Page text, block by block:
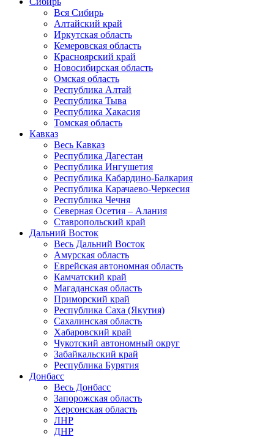
Вся Сибирь
Алтайский край
Иркутская область
Кемеровская область
Красноярский край
Новосибирская область
Омская область
Республика Алтай
Республика Тыва
Республика Хакасия
Томская область
Кавказ
Весь Кавказ
Республика Дагестан
Республика Ингушетия
Республика Кабардино-Балкария
Республика Карачаево-Черкесия
Республика Чечня
Северная Осетия – Алания
Ставропольский край
Дальний Восток
Весь Дальний Восток
Амурская область
Еврейская автономная область
Камчатский край
Магаданская область
Приморский край
Республика Саха (Якутия)
Сахалинская область
Хабаровский край
Чукотский автономный округ
Забайкальский край
Республика Бурятия
Донбасс
Весь Донбасс
Запорожская область
Херсонская область
ЛНР
ДНР